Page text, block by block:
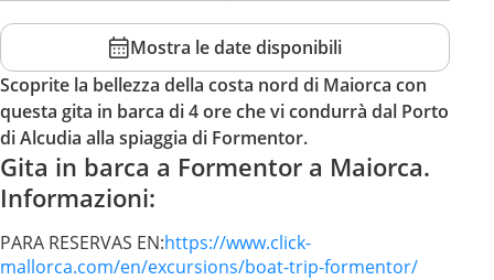
Mostra le date disponibili
Scoprite la bellezza della costa nord di Maiorca con
questa gita in barca di 4 ore che vi condurrà dal Porto
di Alcudia alla spiaggia di Formentor.
Gita in barca a Formentor a Maiorca.
Informazioni:
PARA RESERVAS EN:https://www.click-
mallorca.com/en/excursions/boat-trip-formentor/